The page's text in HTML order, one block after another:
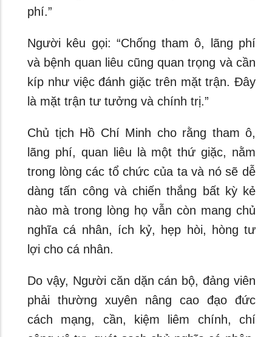
phí.”
Người kêu gọi: “Chống tham ô, lãng phí
và bệnh quan liêu cũng quan trọng và cần
kíp như việc đánh giặc trên mặt trận. Đây
là mặt trận tư tưởng và chính trị.”
Chủ tịch Hồ Chí Minh cho rằng tham ô,
lãng phí, quan liêu là một thứ giặc, nằm
trong lòng các tổ chức của ta và nó sẽ dễ
dàng tấn công và chiến thắng bất kỳ kẻ
nào mà trong lòng họ vẫn còn mang chủ
nghĩa cá nhân, ích kỷ, hẹp hòi, hòng tư
lợi cho cá nhân.
Do vậy, Người căn dặn cán bộ, đảng viên
phải thường xuyên nâng cao đạo đức
cách mạng, cần, kiệm liêm chính, chí